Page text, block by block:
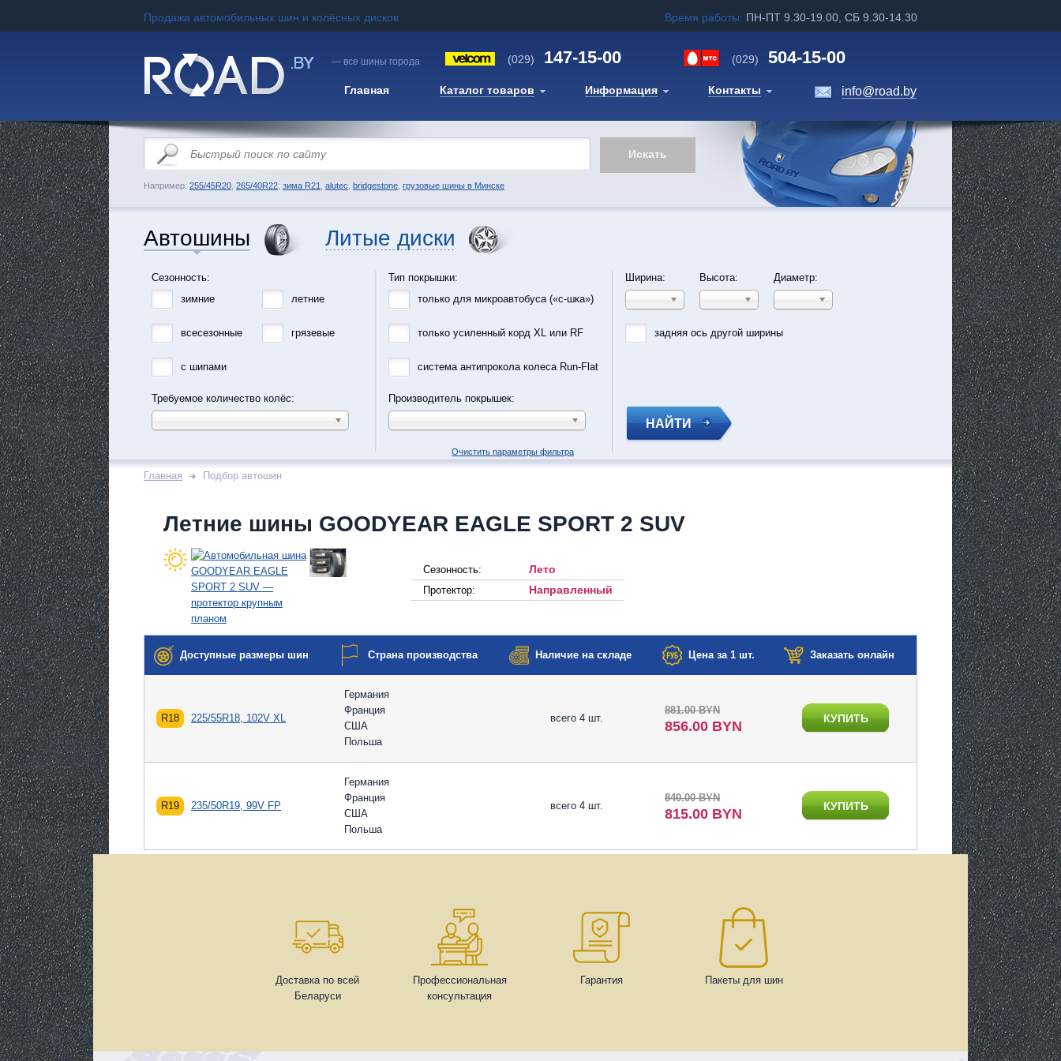
Продажа автомобильных шин и колёсных дисков Время работы: ПН-ПТ 9.30-19.00, СБ 9.30-14.30
— все шины города (029) 147-15-00 (029) 504-15-00
Главная Каталог товаров Информация Контакты info@road.by
Например: 255/45R20 265/40R22 зима R21 alutec bridgestone грузовые шины в Минске
Автошины Литые диски
Сезонность:
зимние
летние
всесезонные грязевые
с шипами
Требуемое количество колёс:
Тип покрышки:
только для микроавтобуса («с-шка»)
только усиленный корд XL или RF
система антипрокола колеса Run-Flat
Производитель покрышек:
Ширина: Высота: Диаметр:
задняя ось другой ширины
НАЙТИ
Очистить параметры фильтра
Главная Подбор автошин
Летние шины GOODYEAR EAGLE SPORT 2 SUV
Сезонность: Лето
Протектор: Направленный
Доступные размеры шин Страна производства Наличие на складе Цена за 1 шт. Заказать онлайн
R18 225/55R18, 102V XL
Германия
Франция
США
Польша
всего 4 шт.
881.00 BYN
856.00 BYN КУПИТЬ
R19 235/50R19, 99V FP
Германия
Франция
США
Польша
всего 4 шт.
840.00 BYN
815.00 BYN КУПИТЬ
Доставка по всей
Беларуси
Профессиональная
консультация
Гарантия Пакеты для шин